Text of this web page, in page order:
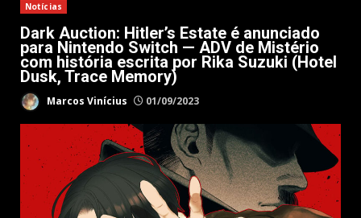
Notícias
Dark Auction: Hitler’s Estate é anunciado
para Nintendo Switch — ADV de Mistério
com história escrita por Rika Suzuki (Hotel
Dusk, Trace Memory)
Marcos Vinícius 01/09/2023